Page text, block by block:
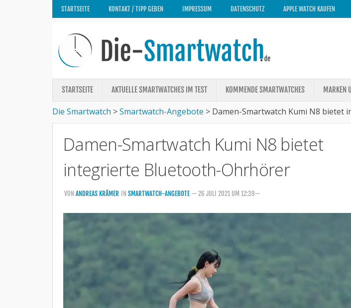
STARTSEITE KONTAKT / TIPP GEBEN IMPRESSUM DATENSCHUTZ APPLE WATCH KAUFEN
STARTSEITE AKTUELLE SMARTWATCHES IM TEST KOMMENDE SMARTWATCHES MARKEN
Die Smartwatch >Smartwatch-Angebote > Damen-Smartwatch Kumi N8
Damen-Smartwatch Kumi N8 bietet
integrierte Bluetooth-Ohrhörer
VON ANDREAS KRÄMER IN SMARTWATCH-ANGEBOTE — 26 JULI 2021 UM 12:39—